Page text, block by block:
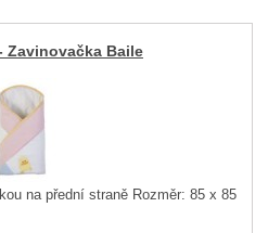
Zavinovačka Baile
na přední straně Rozměr: 85 x 85